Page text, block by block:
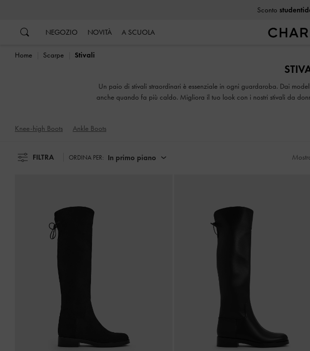
Sconto
NEGOZIO NOVITÀ A SCUOLA
Home Scarpe Stivali
Un paio di stivali straordinari è essenziale in ogni guardaroba. Dai
anche quando fa più caldo. Migliora il tuo look con i nostri stivali da
Knee-high Boots Ankle Boots
FILTRA ORDINA PER: In primo piano